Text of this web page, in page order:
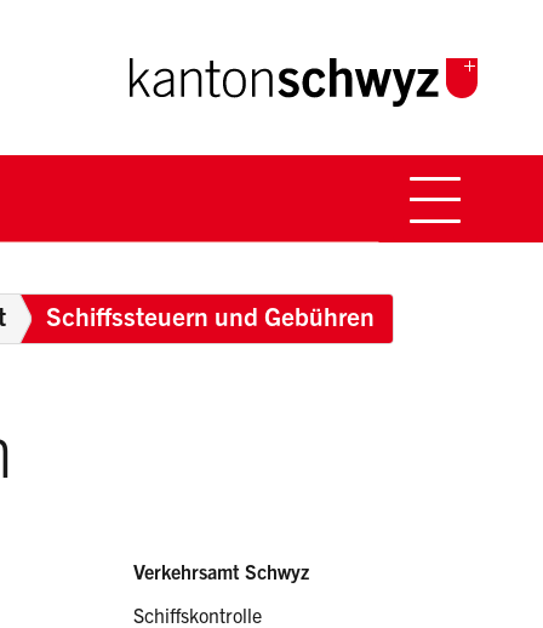
Breadcrumb
Schiffssteuern und Gebühren
Sidebar
Adresse
Verkehrsamt Schwyz
Schiffskontrolle